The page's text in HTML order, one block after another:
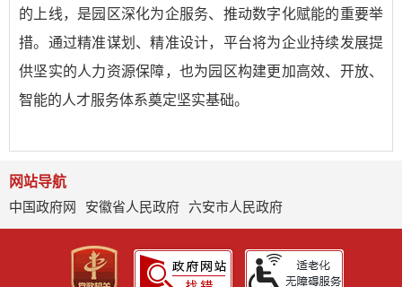
的上线，是园区深化为企服务、推动数字化赋能的重要举
措。通过精准谋划、精准设计，平台将为企业持续发展提
供坚实的人力资源保障，也为园区构建更加高效、开放、
智能的人才服务体系奠定坚实基础。
网站导航
中国政府网
安徽省人民政府 六安市人民政府